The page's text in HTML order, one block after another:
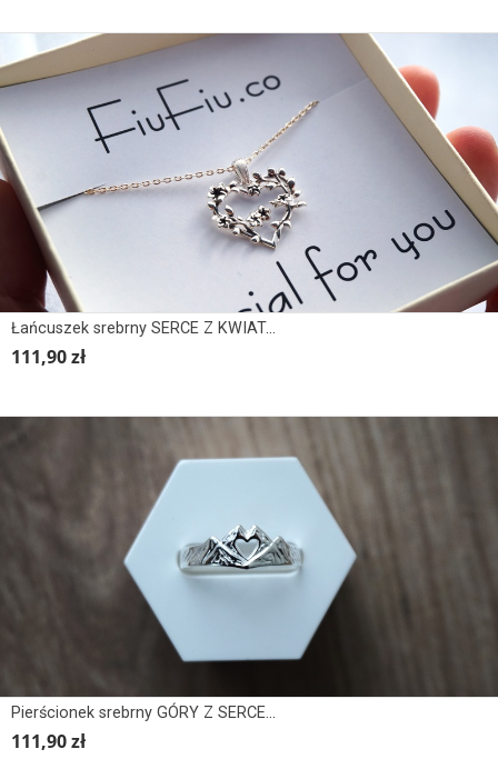
Łańcuszek srebrny SERCE Z KWIATAMI
111,90 zł
Pierścionek srebrny GÓRY Z SERCEM
111,90 zł